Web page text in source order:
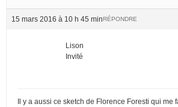
15 mars 2016 à 10 h 45 minRÉPONDRE
Lison
Invité
Il y a aussi ce sketch de Florence Foresti qui me